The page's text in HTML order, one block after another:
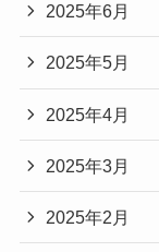
2025年6月
2025年5月
2025年4月
2025年3月
2025年2月